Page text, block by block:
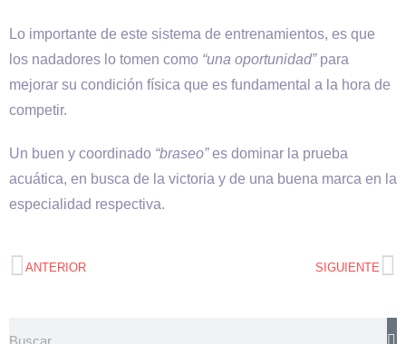
Lo importante de este sistema de entrenamientos, es que
los nadadores lo tomen como “una oportunidad”para
mejorar su condición física que es fundamental a la hora de
competir.
Un buen y coordinado “braseo”es dominar la prueba
acuática, en busca de la victoria y de una buena marca en la
especialidad respectiva.
ANTERIOR SIGUIENTE